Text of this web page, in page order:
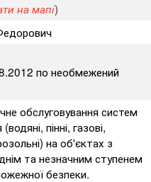
на мапі)
по необмежений
обслуговування систем
пінні, газові,
на об'єктах з
та незначним ступенем
безпеки.